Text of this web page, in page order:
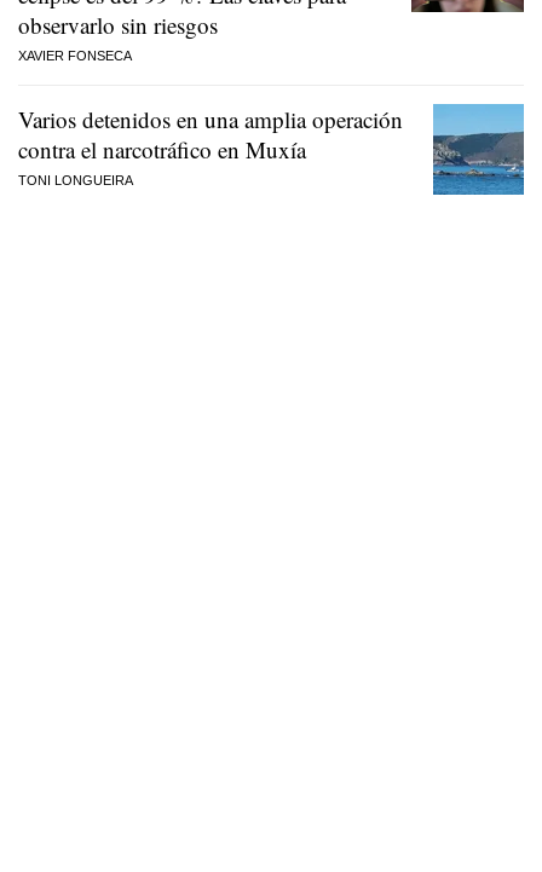
observarlo sin riesgos
XAVIER FONSECA
Varios detenidos en una amplia operación
contra el narcotráfico en Muxía
TONI LONGUEIRA